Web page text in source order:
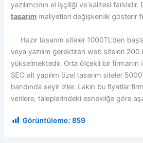
yazılımcının el işçiliği ve kalitesi farklıdır.
tasarım maliyetleri değişkenlik gösterir
Hazır tasarım siteler 1000TL’den
veya yazılım gerektiren web siteleri
yükselmektedir. Orta ölçekli bir firmanın
SEO alt yapılım özel tasarım siteler
bandında seyir izler. Lakin bu fiyatlar
verilere, taleplerindeki esnekliğe göre
Görüntüleme: 859